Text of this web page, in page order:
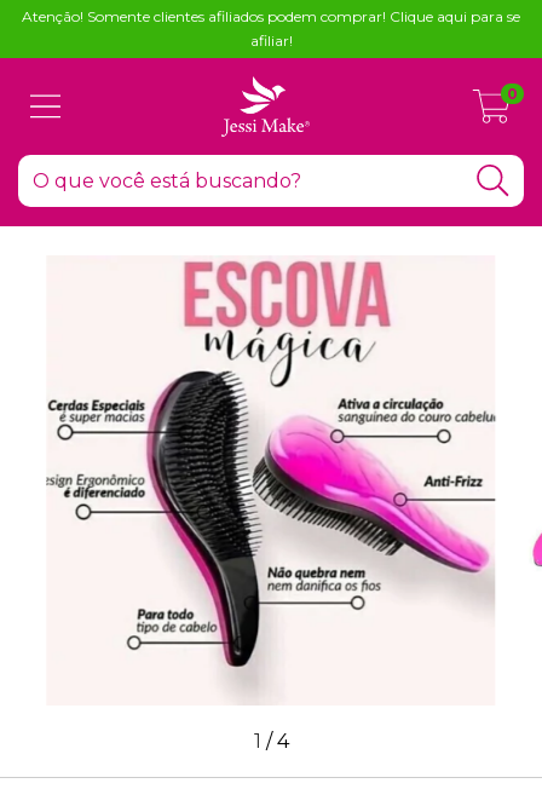
Atenção! Somente clientes afiliados podem comprar! Clique aqui para se
afiliar!
0
1 /4